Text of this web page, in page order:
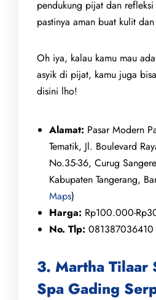
pendukung pijat dan
pastinya aman buat kulit
Oh iya, kalau kamu mau
asyik di pijat, kamu juga
disini lho!
Alamat: Pasar Modern
Tematik, Jl. Boulevard
No.35-36, Curug
Kabupaten Tangerang,
Maps)
Harga: Rp100.000-
No. Tlp: 081387036410
3. Martha Tilaar
Spa Gading